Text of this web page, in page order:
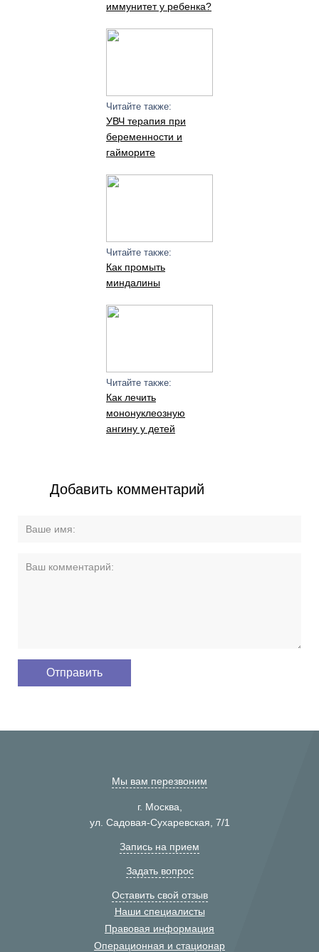
иммунитет у ребенка?
Читайте также:
УВЧ терапия при
беременности и
гайморите
Читайте также:
Как промыть
миндалины
Читайте также:
Как лечить
мононуклеозную
ангину у детей
Добавить комментарий
Мы вам перезвоним
г. Москва,
ул. Садовая-Сухаревская, 7/1
Запись на прием
Задать вопрос
Оставить свой отзыв
Наши специалисты
Правовая информация
Операционная и стационар